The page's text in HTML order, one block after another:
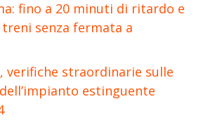
fino a 20 minuti di ritardo e
senza fermata a
verifiche straordinarie sulle
estinguente